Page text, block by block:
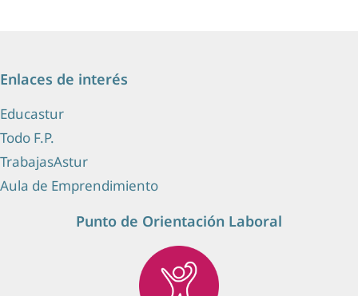
Enlaces de interés
Educastur
Todo F.P.
TrabajasAstur
Aula de Emprendimiento
Punto de Orientación Laboral